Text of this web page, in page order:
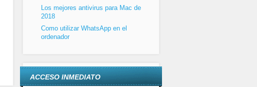
Los mejores antivirus para Mac de
2018
Como utilizar WhatsApp en el
ordenador
ACCESO INMEDIATO